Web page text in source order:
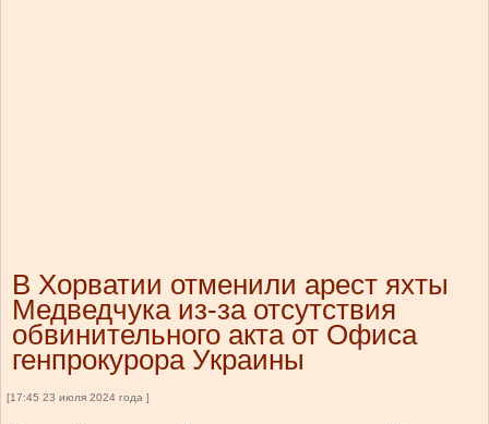
В Хорватии отменили арест яхты
Медведчука из-за отсутствия
обвинительного акта от Офиса
генпрокурора Украины
[17:45 23 июля 2024 года ]